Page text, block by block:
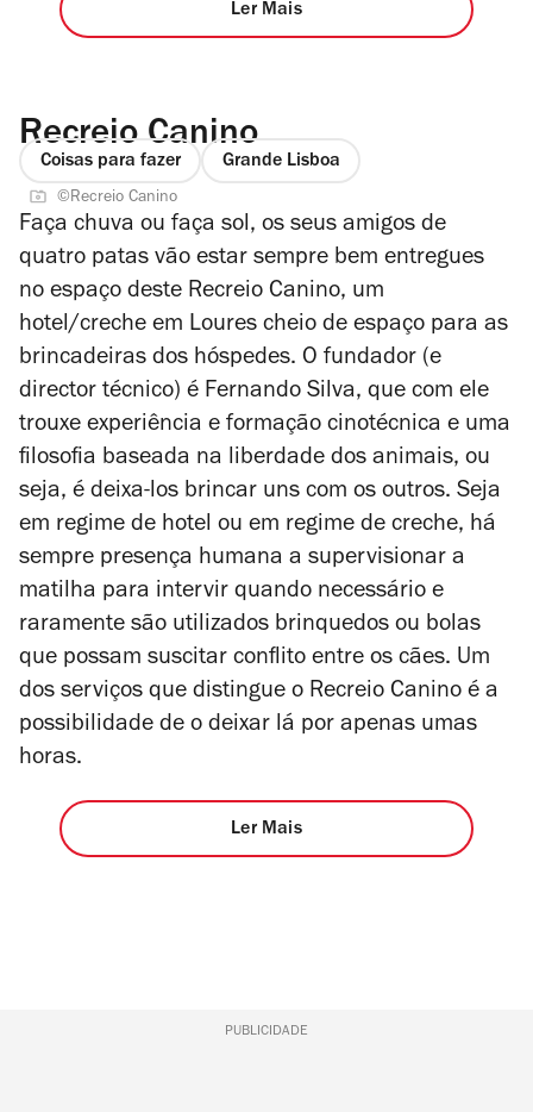
Ler Mais
Recreio Canino
Coisas para fazer Grande Lisboa
©Recreio Canino
Faça chuva ou faça sol, os seus amigos de
quatro patas vão estar sempre bem entregues
no espaço deste Recreio Canino, um
hotel/creche em Loures cheio de espaço para as
brincadeiras dos hóspedes. O fundador (e
director técnico) é Fernando Silva, que com ele
trouxe experiência e formação cinotécnica e uma
filosofia baseada na liberdade dos animais, ou
seja, é deixa-los brincar uns com os outros. Seja
em regime de hotel ou em regime de creche, há
sempre presença humana a supervisionar a
matilha para intervir quando necessário e
raramente são utilizados brinquedos ou bolas
que possam suscitar conflito entre os cães. Um
dos serviços que distingue o Recreio Canino é a
possibilidade de o deixar lá por apenas umas
horas.
Ler Mais
PUBLICIDADE